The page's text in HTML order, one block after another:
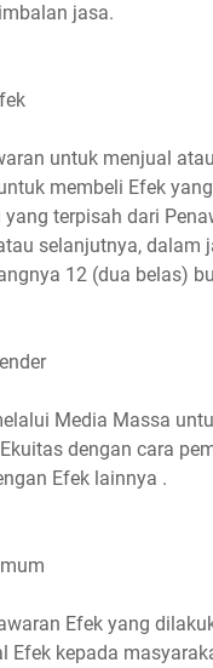
jasa.
untuk menjual
membeli Efek
terpisah dari
selanjutnya, dalam
12 (dua belas)
Media Massa
dengan cara
Efek lainnya .
Efek yang
Efek kepada